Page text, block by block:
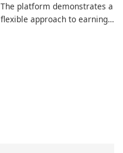
The platform demonstrates a
flexible approach to earning